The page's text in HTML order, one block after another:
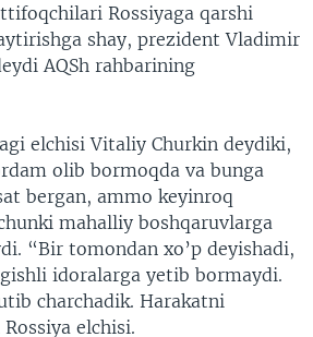
Rossiyaga qarshi
shay, prezident Vladimir
AQSh rahbarining
elchisi Vitaliy Churkin deydiki,
olib bormoqda va bunga
bergan, ammo keyinroq
mahalliy boshqaruvlarga
“Bir tomondan xo’p deyishadi,
idoralarga yetib bormaydi.
charchadik. Harakatni
elchisi.